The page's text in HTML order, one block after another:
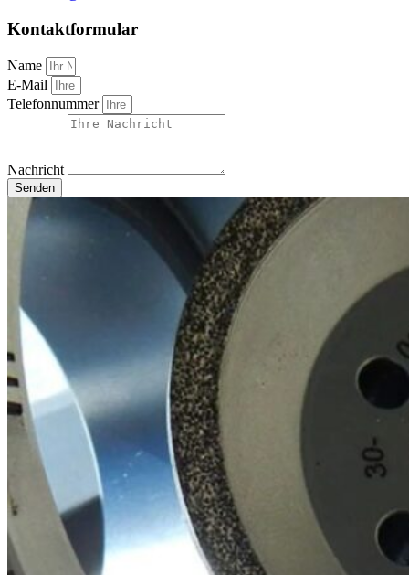
Kontaktformular
Name
E-Mail
Telefonnummer
Nachricht
Senden